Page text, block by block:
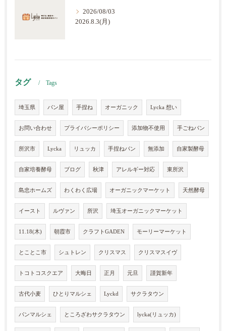
2026/08/03
2026.8.3(月)
タグ Tags
埼玉県 パン屋 手捏ね オーガニック Lycka 想い
お問い合わせ プライバシーポリシー 添加物不使用 手ごねパン
所沢市 Lycka リュッカ 手捏ねパン 無添加 自家製酵母
自家培養酵母 ブログ 秋津 アレルギー対応 東所沢
島忠ホームズ わくわく広場 オーガニックマーケット 天然酵母
イースト ルヴァン 所沢 埼玉オーガニックマーケット
11.18(木) 朝霞市 クラフトGADEN モーリーマーケット
とことこ市 シュトレン クリスマス クリスマスイヴ
トコトコスクエア 大晦日 正月 元旦 謹賀新年
古代小麦 ひとりマルシェ Lyckd サクラタウン
パンマルシェ ところざわサクラタウン lycka(リュッカ)